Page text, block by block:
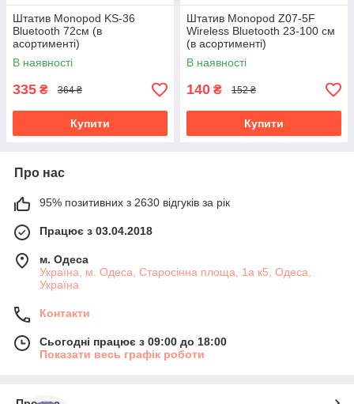
Штатив Monopod KS-36
Bluetooth 72см (в
асортименті)
В наявності
335 ₴ 364 ₴
Купити
Штатив Monopod Z07-5F
Wireless Bluetooth 23-100 см
(в асортименті)
В наявності
140 ₴ 152 ₴
Купити
Про нас
95% позитивних з 2630 відгуків за рік
Працює з 03.04.2018
м. Одеса
Україна, м. Одеса, Старосінна площа, 1а к5, Одеса,
Україна
Контакти
Сьогодні працює з 09:00 до 18:00
Показати весь графік роботи